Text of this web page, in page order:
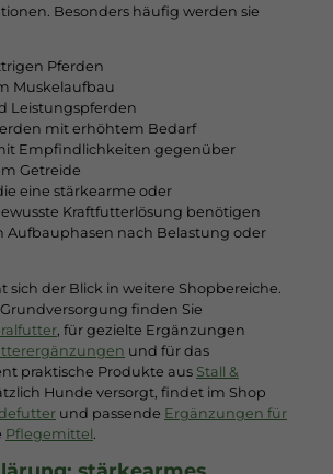
Besonders häufig werden sie
Pferden
Muskelaufbau
Leistungspferden
mit erhöhtem Bedarf
Empfindlichkeiten gegenüber
Getreide
eine stärkearme oder
Kraftfutterlösung benötigen
Aufbauphasen nach Belastung oder
sich der Blick in weitere Shopbereiche.
finden Sie
, für gezielte Ergänzungen
und für das
praktische Produkte aus Stall &
Hunde versorgt, findet im Shop
und passende Ergänzungen für
Pflegemittel.